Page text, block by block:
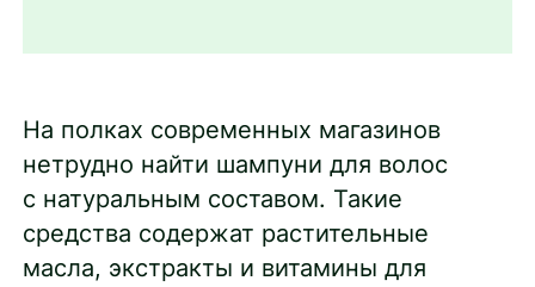
На полках современных магазинов
нетрудно найти шампуни для волос
с натуральным составом. Такие
средства содержат растительные
масла, экстракты и витамины для